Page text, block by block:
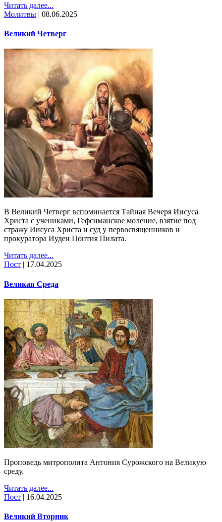
Читать далее...
Молитвы | 08.06.2025
Великий Четверг
В Великий Четверг вспоминается Тайная Вечеря Иисуса
Христа с учениками, Гефсиманское моление, взятие под
стражу Иисуса Христа и суд у первосвященников и
прокуратора Иудеи Понтия Пилата.
Читать далее...
Пост | 17.04.2025
Великая Среда
Проповедь митрополита Антония Сурожского на Великую
среду.
Читать далее...
Пост | 16.04.2025
Великий Вторник